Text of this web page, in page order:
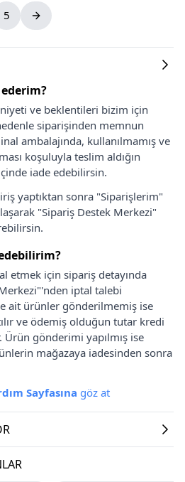
5
ve beklentileri bizim için
siparişinden memnun
ambalajında, kullanılmamış ve
koşuluyla teslim aldığın
iade edebilirsin.
yaptıktan sonra "Siparişlerim"
"Sipariş Destek Merkezi"
etmek için sipariş detayında
iptal talebi
ait ürünler gönderilmemiş ise
ve ödemiş olduğun tutar kredi
Ürün gönderimi yapılmış ise
mağazaya iadesinden sonra
Sayfasına göz at